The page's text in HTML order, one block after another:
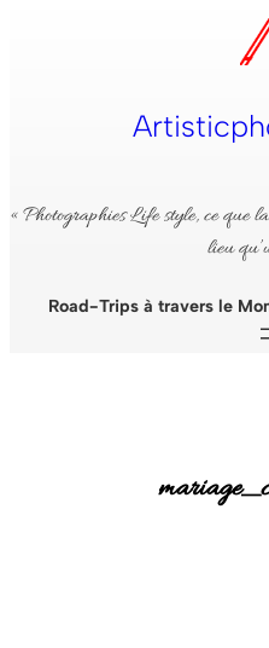
« Photographies Life style, ce que
lieu
Road-Trips à travers le